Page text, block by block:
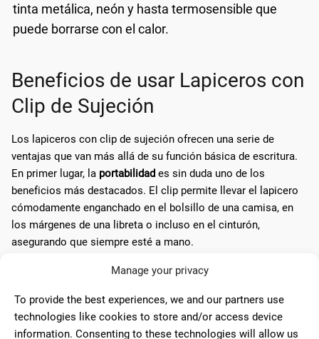
Manage your privacy
To provide the best experiences, we and our partners use
technologies like cookies to store and/or access device
information. Consenting to these technologies will allow us
tinta metálica, neón y hasta termosensible que
puede borrarse con el calor.
Beneficios de usar Lapiceros con
Clip de Sujeción
Los lapiceros con clip de sujeción ofrecen una serie de
ventajas que van más allá de su función básica de escritura.
En primer lugar, la portabilidad es sin duda uno de los
beneficios más destacados. El clip permite llevar el lapicero
cómodamente enganchado en el bolsillo de una camisa, en
los márgenes de una libreta o incluso en el cinturón,
asegurando que siempre esté a mano.
versatilidadde estos lapiceros es notable. Con la
modelo que se ajuste a cualquier necesidad específica, ya
sea para escribir, dibujar o hacer anotaciones en diferentes